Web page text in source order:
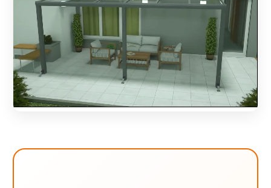
Bulgaristan
Bursa
Çanakkale
Çekya
Diyarbakır